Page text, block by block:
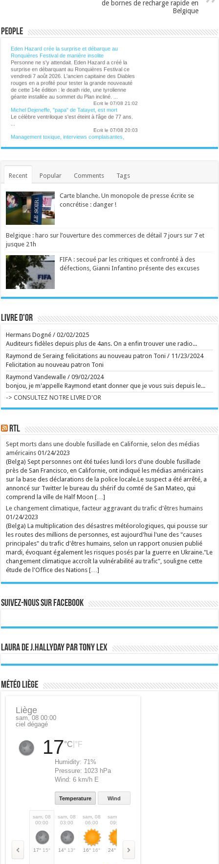
de bornes de recharge rapide en
Belgique
PeopleLalibre.be - CULTURE
Ronquières Festival de manière insolite
Personne ne s'y attendait. Eden Hazard a créé la
surprise en débarquant au Ronquières Festival ce
vendredi 7 août 2026. L'ancien capitaine des Diables
rouges en a profité pour tester la grande nouveauté
de cette 14e édition : le death ride, une tyrolienne
géante installée au sommet du Plan incliné. ...
Ecrit le 07/08 21:02
Michel Dejeneffe, "papa" de Tatayet, est mort
Le célèbre ventriloque s'est éteint à l'âge de 77 ans.
...
Management toxique, interviews complaisantes,
relents de racisme et de sexisme : le podcast
"Legend" et son animateur Guillaume Pley malmenés
70 millions d'euros. C'est aussi une histoire belge à
plus d'un titre. Une success-story qui fait l'objet de
nombreuses critiques en ce moment. ...
Des collaborations avec Madonna, Blur, U2 ou
Britney Spears: William Orbit est mort
Le producteur britannique multirécompensé William
Orbit, notamment connu pour son travail sur l'album
"Ray of Light" de Madonna et "13" de Blur, est
vendredi. ...
Manèges féeriques au Festival de Chassepierre
Ecrit le 07/08 15:51
La série d'animation signée Ricky Gervais, bien
campée, tourne toutefois en rond, à l'image de ses
Capuano et Kosky signent un Rossini brillamment
délirant ...
Retour aux sources de l'Art brut, à Lausanne, avec
de grands artistes venus des marges
La collection de l'Art brut, créée par Dubuffet, fête
ses 50 ans. L'occasion aussi de découvrir la très
inspirante fondation Jan Michalski. ...
Plus d'un an et demi après la saison 1, Netflix a mis
en ligne sept épisodes. Le 8e est prévu pour le 26
août. En images, l'épopée familiale est plus
Ecrit le 07/08 12:43
Recent Popular Comments Tags
Carte blanche. Un monopole de presse écrite se
concrétise : danger !
Belgique : haro sur l’ouverture des commerces de détail 7 jours sur 7 et
jusque 21h
FIFA : secoué par les critiques et confronté à des
défections, Gianni Infantino présente des excuses
Livre d'or
Hermans Dogné /02/02/2025
Auditeurs fidèles depuis plus de 4ans. On a enfin trouver une radio...
Raymond de Seraing felicitations au nouveau patron Toni / 11/23/2024
Felicitation au nouveau patron Toni
Raymond Vandewalle /09/02/2024
bonjou, je m'appelle Raymond etant donner que je vous suis depuis le...
-> CONSULTEZ NOTRE LIVRE D'OR
RTL
Sept morts dans une double fusillade en Californie, selon des médias
américains 01/24/2023
(Belga) Sept personnes ont été tuées lundi lors d'une double fusillade
près de San Francisco, en Californie, ont indiqué les médias américains
sur la base des déclarations de la police locale.Le suspect a été arrêté, a
annoncé sur Twitter le bureau du shérif du comté de San Mateo, qui
comprend la ville de Half Moon […]
Le changement climatique, facteur aggravant du trafic d'êtres humains
01/24/2023
(Belga) La multiplication des désastres météorologiques, qui pousse sur
les routes des millions de personnes, est aujourd'hui l'une des "causes
principales" du trafic d'êtres humains, selon un rapport onusien publié
mardi, évoquant également les risques posés par la guerre en Ukraine."Le
changement climatique accroît la vulnérabilité au trafic", souligne cette
étude de l'Office des Nations […]
Suivez-nous sur Facebook
Laura de J.Hallyday par Tony Lex
Météo Liège
Liège
sam, 08 00:00
ciel dégagé
17°C °F
Humidity:71%
Pressure: 1023 hPa
Wind:6 km/h E
Temperature Wind
sam, 08
00:00
17° 15°
sam, 08
03:00
14° 13°
sam, 08
06:00
16° 16°
sam, 08
09:00
24°